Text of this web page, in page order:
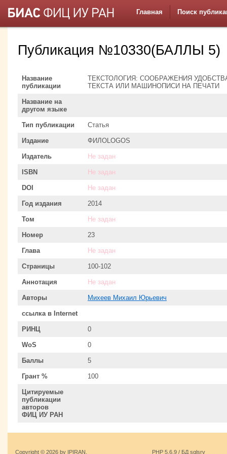
Главная Поиск
Публикация №10330(БАЛЛЫ 5)
Название
публикации
ТЕКСТОЛОГИЯ: СООБРАЖЕНИЯ
ТЕКСТА ИЛИ МАШИНОПИСИ НА ПЕЧАТИ
Название на
другом языке
Тип публикации Статья
Издание ФИЛОLOGOS
Издатель Не задан
ISBN Не задан
DOI Не задан
Год издания 2014
Том Не задан
Номер 23
Глава Не задан
Страницы 100-102
Аннотация Не задан
Авторы Михеев Михаил Юрьевич
ссылка в Internet
РИНЦ 0
WoS 0
Баллы 5
Грант % 100
Цитируемые
публикации
авторов
ФИЦ ИУ РАН
Copyright © 2026 by IPIRAN.
PHP 5.6.9 / БД sqlsrv